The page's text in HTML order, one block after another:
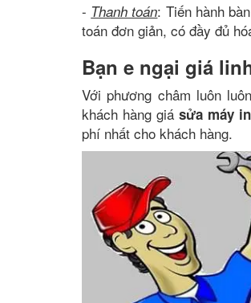
- Thanh toán: Tiến hành
toán đơn giản, có đầy đủ
Bạn e ngại giá
Với phương châm luôn
khách hàng giá sửa máy
phí nhất cho khách hàng.